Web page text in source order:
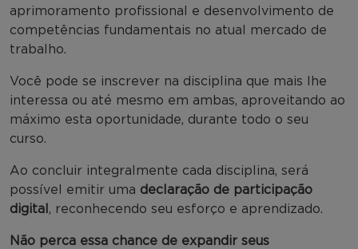
aprimoramento profissional e desenvolvimento de
competências fundamentais no atual mercado de
trabalho.
Você pode se inscrever na disciplina que mais lhe
interessa ou até mesmo em ambas, aproveitando ao
máximo esta oportunidade, durante todo o seu
curso.
Ao concluir integralmente cada disciplina, será
possível emitir uma declaração de participação
digital , reconhecendo seu esforço e aprendizado.
Não perca essa chance de expandir seus